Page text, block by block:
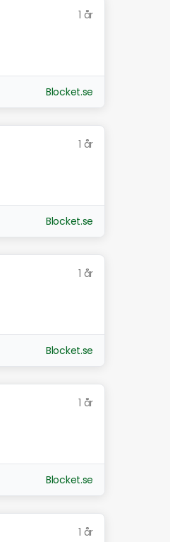
1 år
Blocket.se
1 år
Blocket.se
1 år
Blocket.se
1 år
Blocket.se
1 år